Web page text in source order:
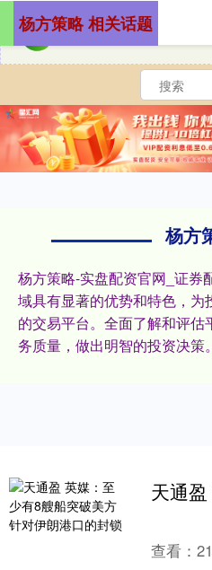
杨方
杨方策略-实盘配资官网_证券
域具有显著的优势和特色，为
的交易平台。全面了解和评估
务质量，做出明智的投资决策。
杨方策略 相关话题
查看：